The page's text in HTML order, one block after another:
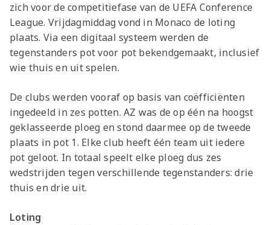
zich voor de competitiefase van de UEFA Conference
League. Vrijdagmiddag vond in Monaco de loting
plaats. Via een digitaal systeem werden de
tegenstanders pot voor pot bekendgemaakt, inclusief
wie thuis en uit spelen.
De clubs werden vooraf op basis van coëfficiënten
ingedeeld in zes potten. AZ was de op één na hoogst
geklasseerde ploeg en stond daarmee op de tweede
plaats in pot 1. Elke club heeft één team uit iedere
pot geloot. In totaal speelt elke ploeg dus zes
wedstrijden tegen verschillende tegenstanders: drie
thuis en drie uit.
Loting